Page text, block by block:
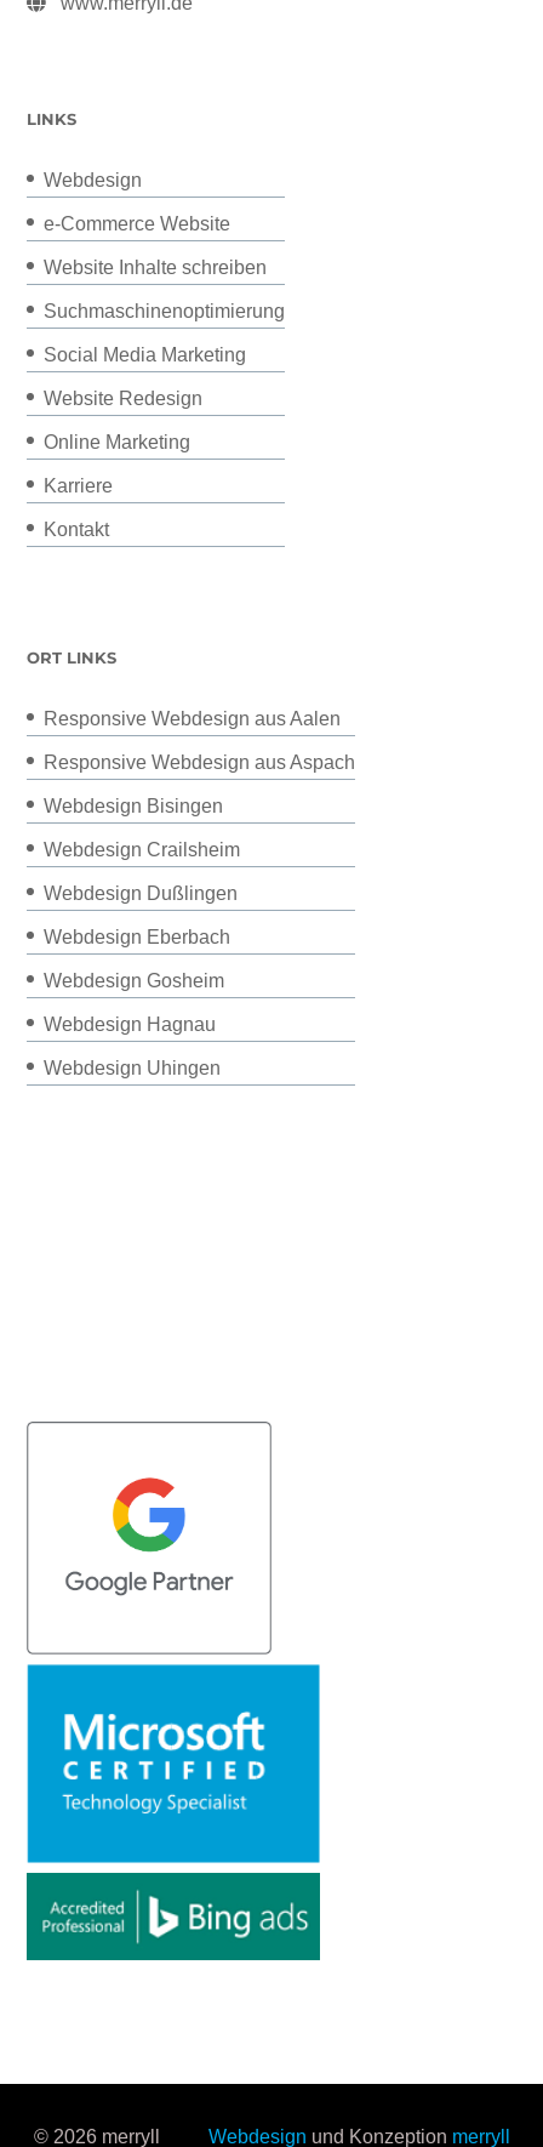
LINKS
Webdesign
e-Commerce Website
Website Inhalte schreiben
Suchmaschinenoptimierung
Social Media Marketing
Website Redesign
Online Marketing
Karriere
Kontakt
ORT LINKS
Responsive Webdesign aus Aalen
Responsive Webdesign aus Aspach
Webdesign Bisingen
Webdesign Crailsheim
Webdesign Dußlingen
Webdesign Eberbach
Webdesign Gosheim
Webdesign Hagnau
Webdesign Uhingen
© 2026 merryll Webdesign und Konzeption merryll